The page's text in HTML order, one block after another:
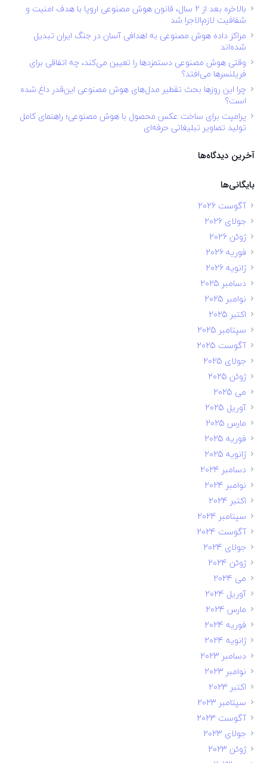
بالاخره بعد از ۲ سال، قانون هوش مصنوعی اروپا با هدف امنیت و
شفافیت لازم‌الاجرا شد
مراکز داده هوش مصنوعی به اهدافی آسان در جنگ ایران تبدیل
شده‌اند
وقتی هوش مصنوعی دستمزدها را تعیین می‌کند، چه اتفاقی برای
فریلنسرها می‌افتد؟
چرا این روزها بحث تقطیر مدل‌های هوش مصنوعی این‌قدر داغ شده
است؟
پرامپت برای ساخت عکس محصول با هوش مصنوعی؛ راهنمای کامل
تولید تصاویر تبلیغاتی حرفه‌ای
آخرین دیدگاه‌ها
بایگانی‌ها
آگوست 2026
جولای 2026
ژوئن 2026
فوریه 2026
ژانویه 2026
دسامبر 2025
نوامبر 2025
اکتبر 2025
سپتامبر 2025
آگوست 2025
جولای 2025
ژوئن 2025
می 2025
آوریل 2025
مارس 2025
فوریه 2025
ژانویه 2025
دسامبر 2024
نوامبر 2024
اکتبر 2024
سپتامبر 2024
آگوست 2024
جولای 2024
ژوئن 2024
می 2024
آوریل 2024
مارس 2024
فوریه 2024
ژانویه 2024
دسامبر 2023
نوامبر 2023
اکتبر 2023
سپتامبر 2023
آگوست 2023
جولای 2023
ژوئن 2023